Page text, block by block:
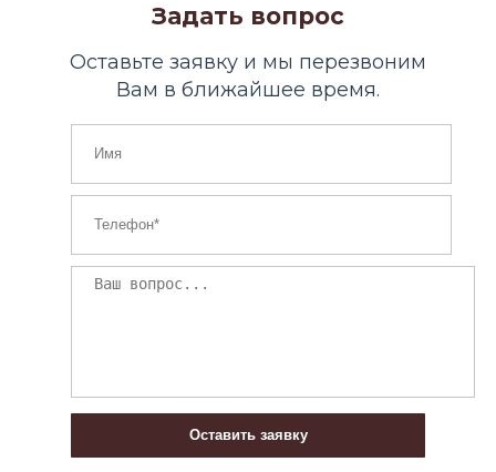
Задать вопрос
Оставьте заявку и мы перезвоним
Вам в ближайшее время.
Оставить заявку